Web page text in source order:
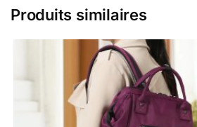
Produits similaires